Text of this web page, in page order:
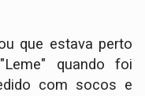
que estava perto
quando foi
com socos e